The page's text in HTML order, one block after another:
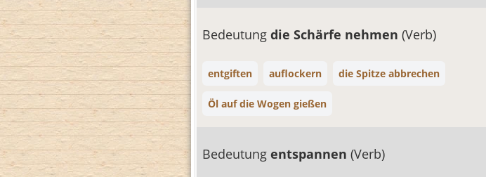
Bedeutung die Schärfe nehmen (Verb)
entgiften auflockern die Spitze abbrechen
Öl auf die Wogen gießen
Bedeutung entspannen (Verb)